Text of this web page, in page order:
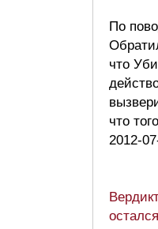
По
что
что
2012-